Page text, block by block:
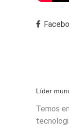
Líder
Temos